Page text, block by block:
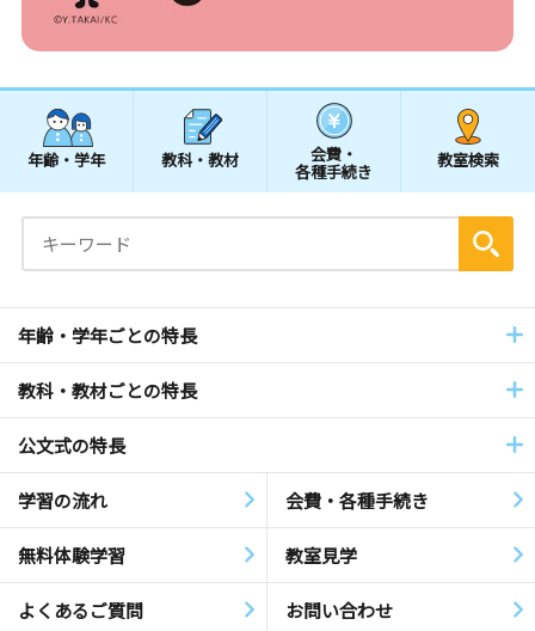
年齢・学年 教科・教材 会費・
各種手続き
教室検索
年齢・学年ごとの特長
教科・教材ごとの特長
公文式の特長
学習の流れ 会費・各種手続き
無料体験学習 教室見学
よくあるご質問 お問い合わせ